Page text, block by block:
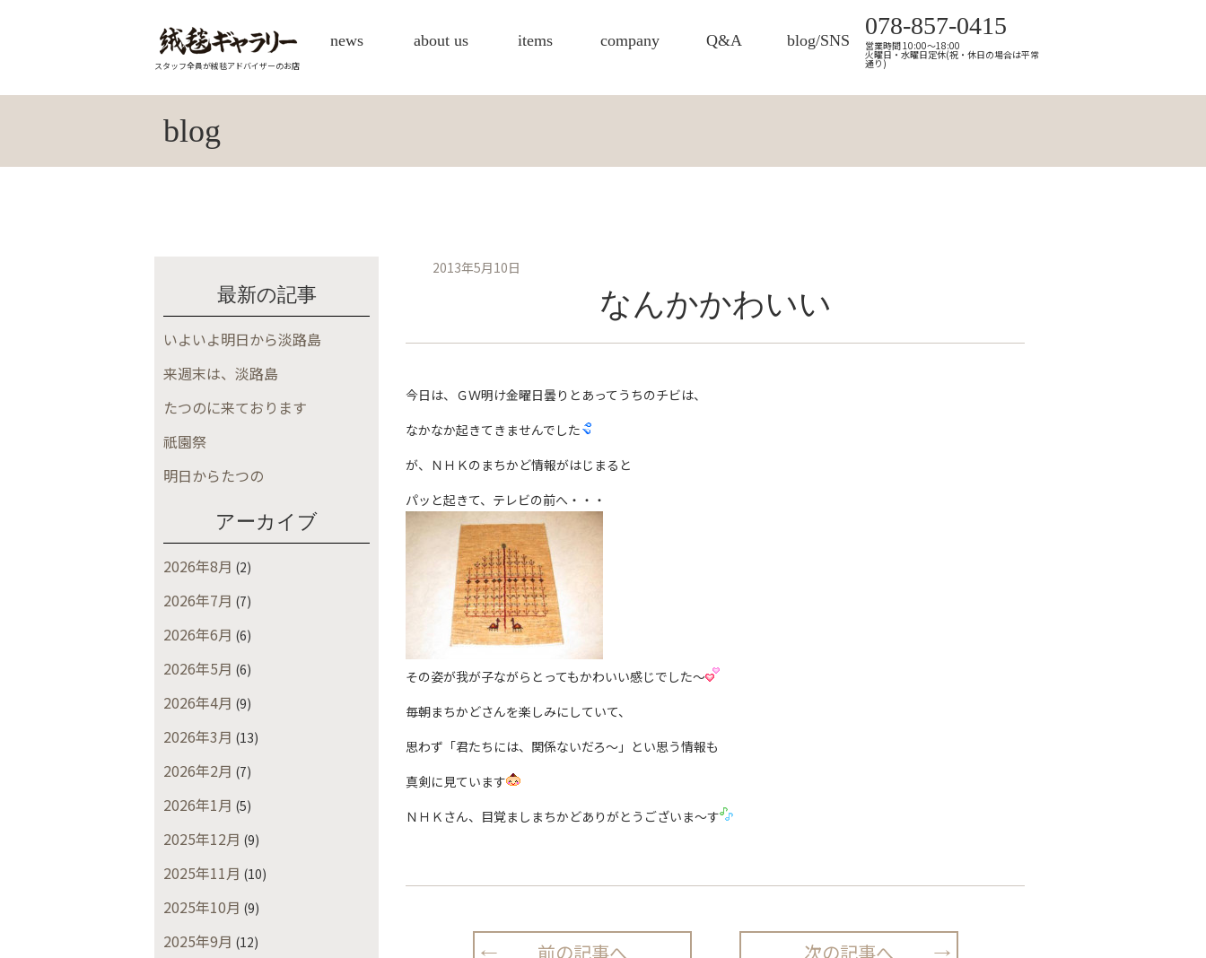
スタッフ全員が絨毯アドバイザーのお店
news about us items company Q&A blog/SNS
078-857-0415
営業時間 10:00～18:00
火曜日・水曜日定休(祝・休日の場合は平常
通り)
blog
最新の記事
いよいよ明日から淡路島
来週末は、淡路島
たつのに来ております
祇園祭
明日からたつの
アーカイブ
2026年8月 (2)
2026年7月 (7)
2026年6月 (6)
2026年5月 (6)
2026年4月 (9)
2026年3月 (13)
2026年2月 (7)
2026年1月 (5)
2025年12月 (9)
2025年11月 (10)
2025年10月 (9)
2025年9月 (12)
2013年5月10日
なんかかわいい
今日は、ＧＷ明け金曜日曇りとあってうちのチビは、
なかなか起きてきませんでした
が、ＮＨＫのまちかど情報がはじまると
パッと起きて、テレビの前へ・・・
その姿が我が子ながらとってもかわいい感じでした〜
毎朝まちかどさんを楽しみにしていて、
思わず「君たちには、関係ないだろ〜」とい思う情報も
真剣に見ています
ＮＨＫさん、目覚ましまちかどありがとうございま〜す
前の記事へ 次の記事へ